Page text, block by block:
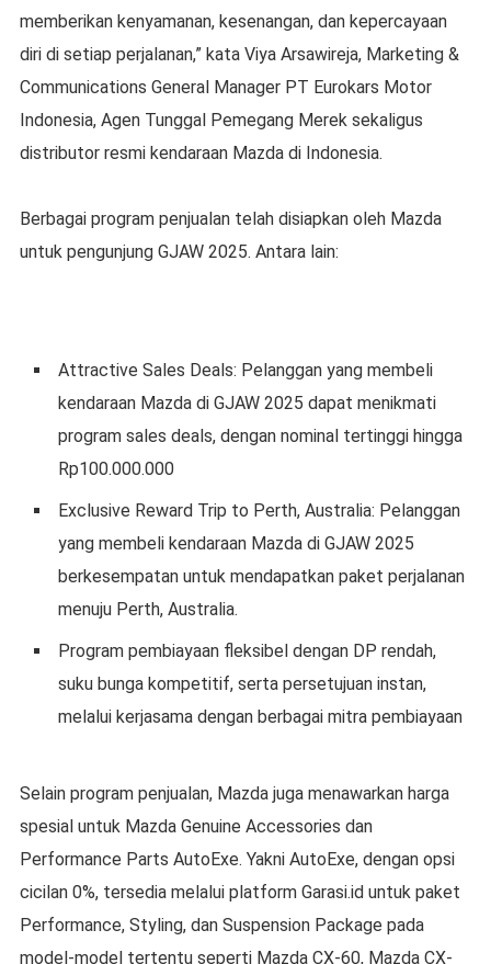
memberikan kenyamanan, kesenangan, dan kepercayaan
diri di setiap perjalanan,” kata Viya Arsawireja, Marketing &
Communications General Manager PT Eurokars Motor
Indonesia, Agen Tunggal Pemegang Merek sekaligus
distributor resmi kendaraan Mazda di Indonesia.
Berbagai program penjualan telah disiapkan oleh Mazda
untuk pengunjung GJAW 2025. Antara lain:
Attractive Sales Deals: Pelanggan yang membeli
kendaraan Mazda di GJAW 2025 dapat menikmati
program sales deals, dengan nominal tertinggi hingga
Rp100.000.000
Exclusive Reward Trip to Perth, Australia: Pelanggan
yang membeli kendaraan Mazda di GJAW 2025
berkesempatan untuk mendapatkan paket perjalanan
menuju Perth, Australia.
Program pembiayaan fleksibel dengan DP rendah,
suku bunga kompetitif, serta persetujuan instan,
melalui kerjasama dengan berbagai mitra pembiayaan
Selain program penjualan, Mazda juga menawarkan harga
spesial untuk Mazda Genuine Accessories dan
Performance Parts AutoExe. Yakni AutoExe, dengan opsi
cicilan 0%, tersedia melalui platform Garasi.id untuk paket
Performance, Styling, dan Suspension Package pada
model-model tertentu seperti Mazda CX-60, Mazda CX-